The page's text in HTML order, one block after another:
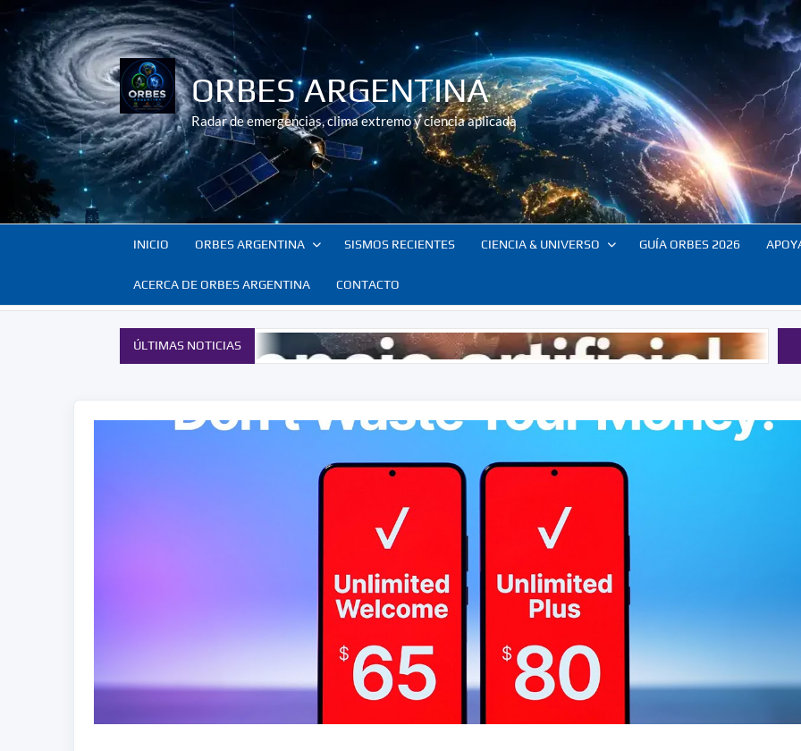
Saltar
al
contenido
ORBES ARGENTINA
Radar de emergencias, clima extremo y ciencia aplicada
INICIO ORBES ARGENTINA SISMOS RECIENTES CIENCIA & UNIVERSO GUÍA ORBES 2026
ACERCA DE ORBES ARGENTINA CONTACTO
ÚLTIMAS NOTICIAS